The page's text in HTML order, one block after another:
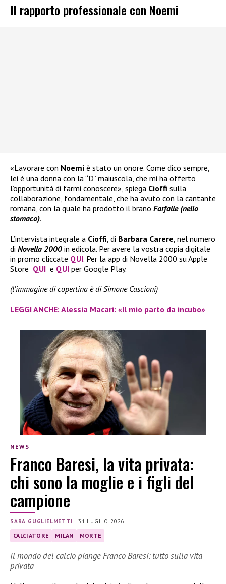
Il rapporto professionale con Noemi
«Lavorare con Noemi è stato un onore. Come dico sempre,
lei è una donna con la “D” maiuscola, che mi ha offerto
l’opportunità di farmi conoscere», spiega Cioffi sulla
collaborazione, fondamentale, che ha avuto con la cantante
romana, con la quale ha prodotto il brano Farfalle (nello
stomaco).
L’intervista integrale a Cioffi, di Barbara Carere, nel numero
di Novella 2000 in edicola. Per avere la vostra copia digitale
in promo cliccate QUI. Per la app di Novella 2000 su Apple
Store QUI e QUI per Google Play.
(l’immagine di copertina è di Simone Cascioni)
LEGGI ANCHE: Alessia Macari: «Il mio parto da incubo»
NEWS
Franco Baresi, la vita privata:
chi sono la moglie e i figli del
campione
SARA GUGLIELMETTI |31 LUGLIO 2026
CALCIATORE MILAN MORTE
Il mondo del calcio piange Franco Baresi: tutto sulla vita
privata